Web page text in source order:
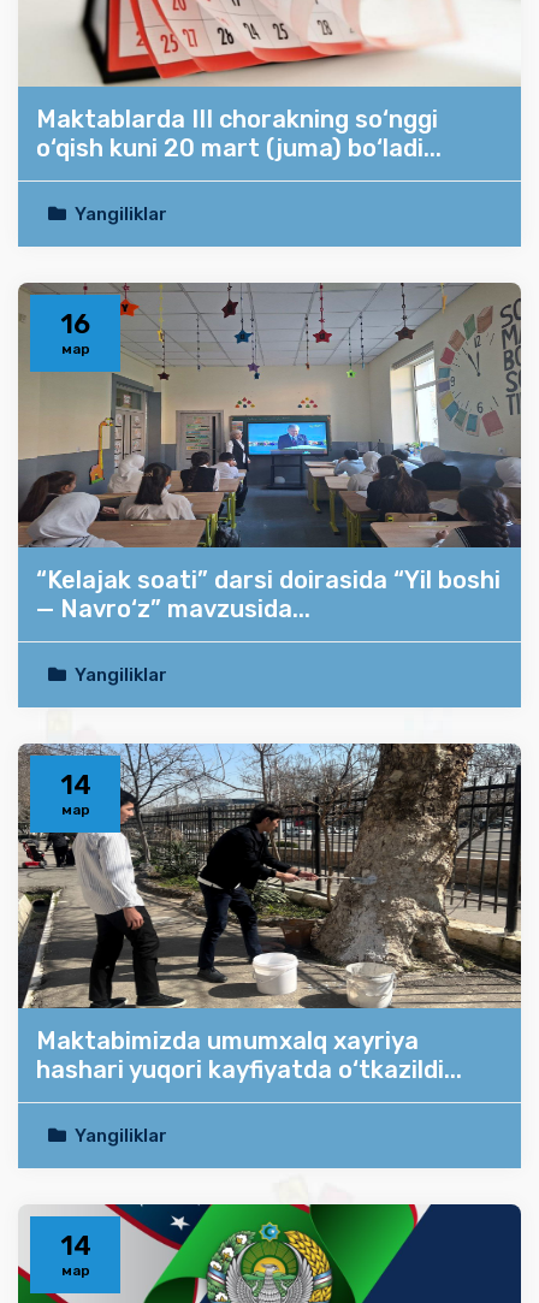
Maktablarda III chorakning so‘nggi
o‘qish kuni 20 mart (juma) bo‘ladi...
Yangiliklar
16
мар
“Kelajak soati” darsi doirasida “Yil boshi
— Navro‘z” mavzusida...
Yangiliklar
14
мар
Maktabimizda umumxalq xayriya
hashari yuqori kayfiyatda o‘tkazildi...
Yangiliklar
14
мар